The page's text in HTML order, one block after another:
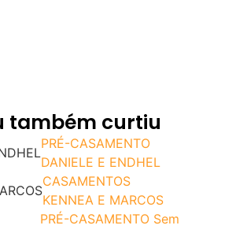
também curtiu
PRÉ-CASAMENTO
DANIELE E ENDHEL
CASAMENTOS
KENNEA E MARCOS
PRÉ-CASAMENTO Sem